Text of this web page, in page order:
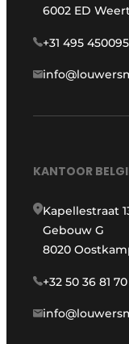
6002 ED
+31 495 450095
KANTOOR
Kapellestraat
Gebouw G
8020
+32 50 36 81 70